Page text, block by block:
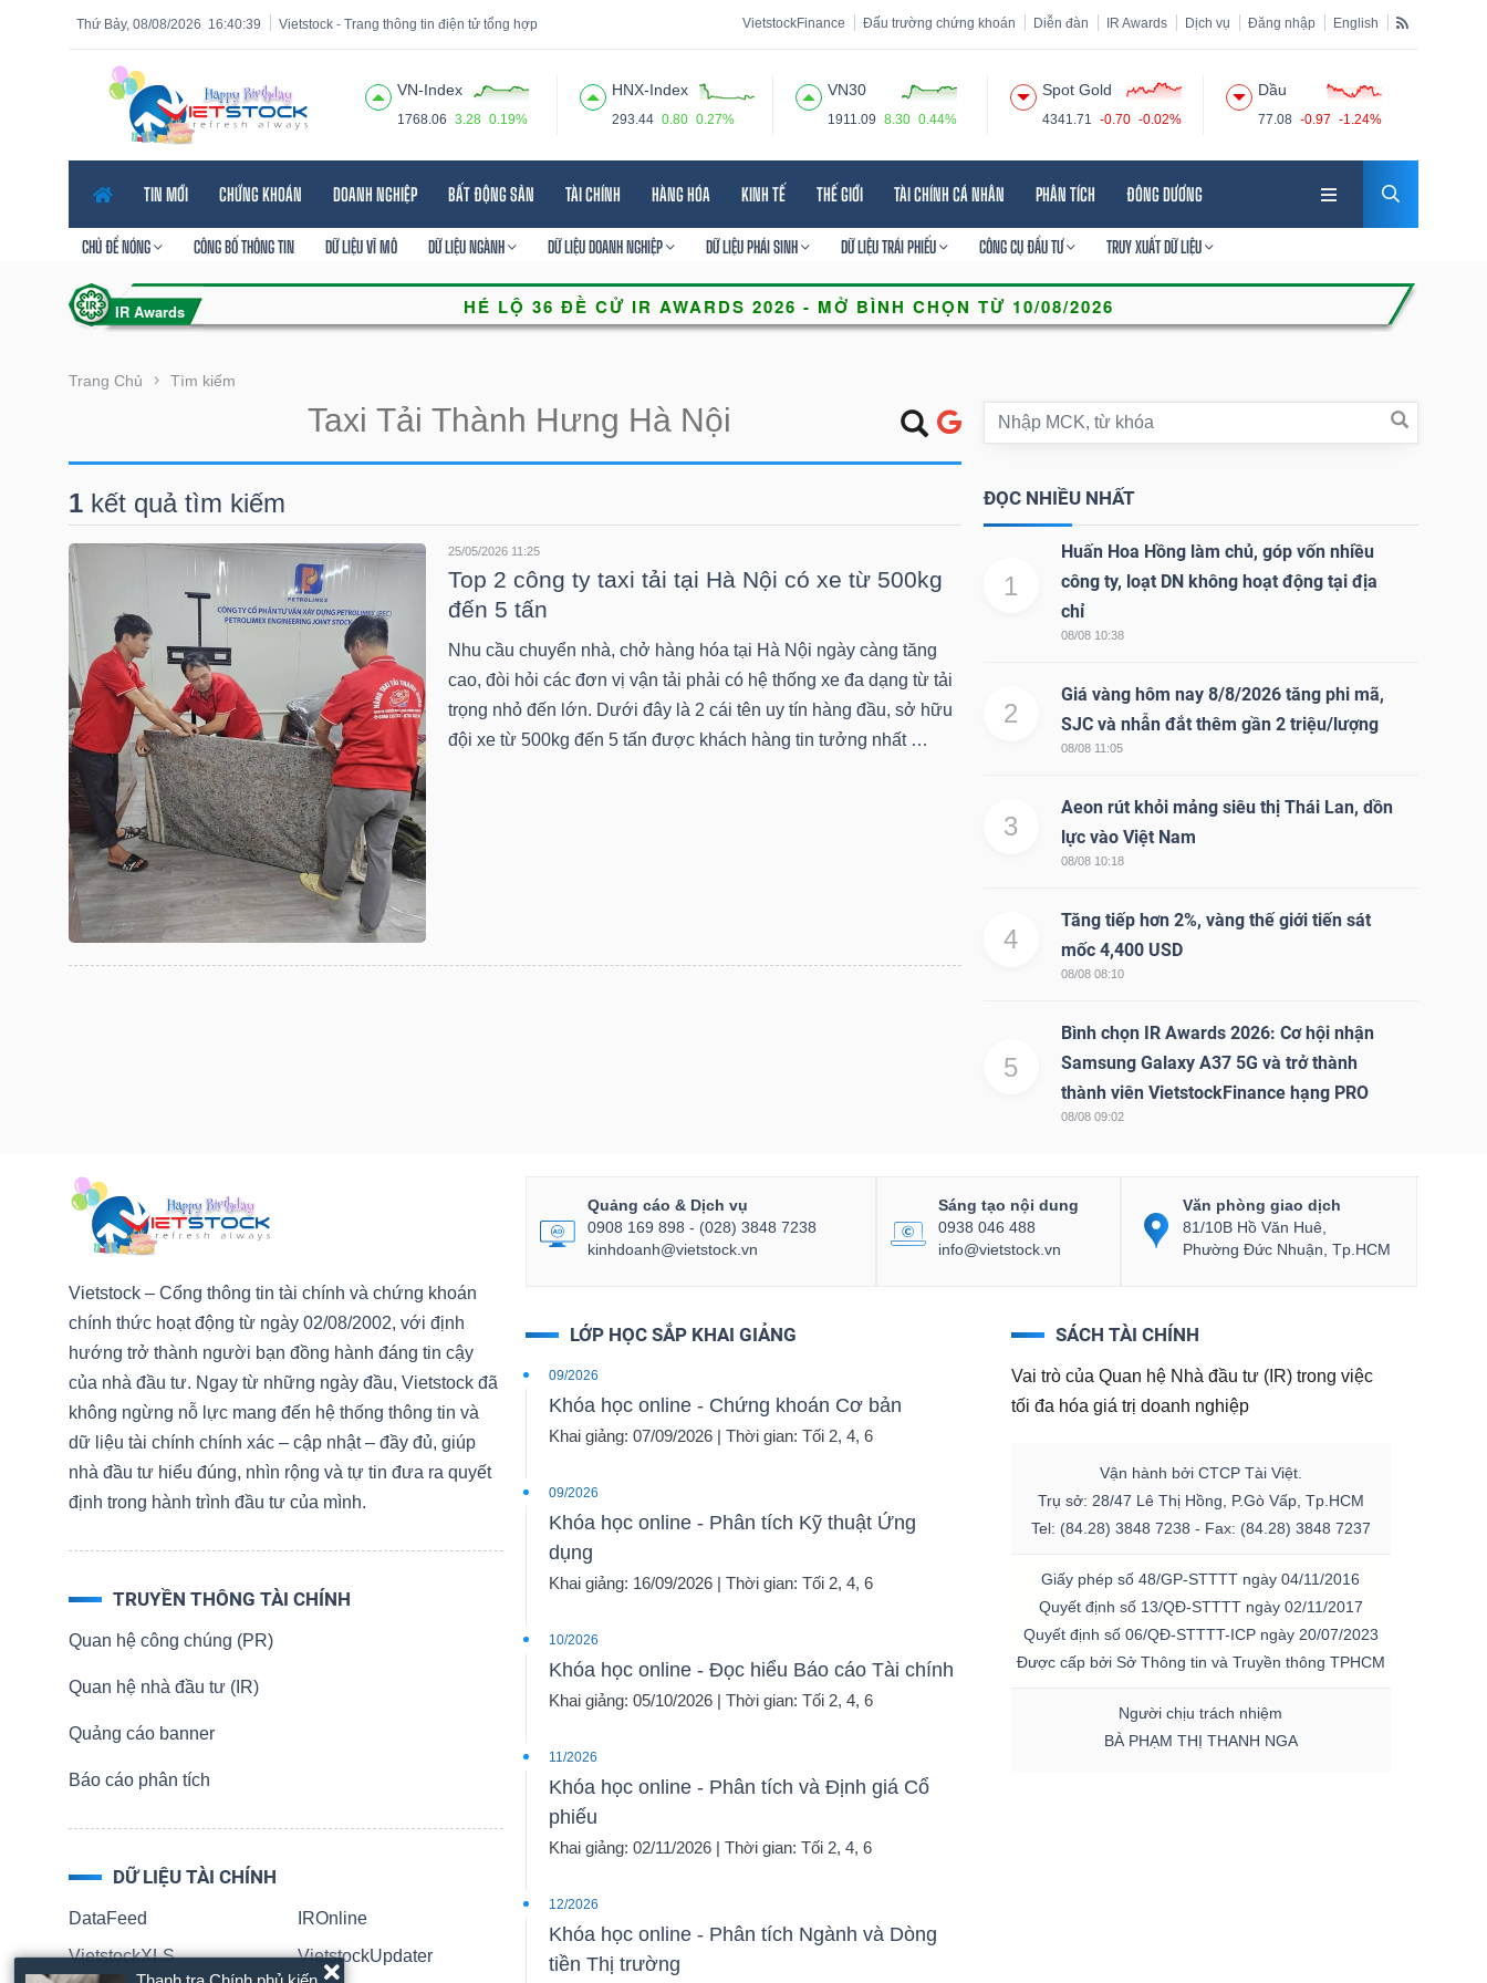
16:40:39
Thứ Bảy, 08/08/2026 Vietstock - Trang thông tin điện tử tổng hợp VietstockFinance Đấu trường chứng khoán Diễn đàn IR Awards Dịch vụ Đăng nhập English
VN-Index
1768.06 3.28 0.19%
HNX-Index
293.44 0.80 0.27%
VN30
1911.09 8.30 0.44%
Spot Gold
4341.71 -0.70 -0.02%
Dầu
77.08 -0.97 -1.24%
TIN MỚI CHỨNG KHOÁN DOANH NGHIỆP BẤT ĐỘNG SẢN TÀI CHÍNH HÀNG HÓA KINH TẾ THẾ GIỚI TÀI CHÍNH CÁ NHÂN PHÂN TÍCH ĐÔNG DƯƠNG
CHỦ ĐỀ NÓNG CÔNG BỐ THÔNG TIN DỮ LIỆU VĨ MÔ DỮ LIỆU NGÀNH DỮ LIỆU DOANH NGHIỆP DỮ LIỆU PHÁI SINH DỮ LIỆU TRÁI PHIẾU CÔNG CỤ ĐẦU TƯ TRUY XUẤT DỮ LIỆU
Trang Chủ Tìm kiếm
1 kết quả tìm kiếm
25/05/2026 11:25
Top 2 công ty taxi tải tại Hà Nội có xe từ 500kg
đến 5 tấn
Nhu cầu chuyển nhà, chở hàng hóa tại Hà Nội ngày càng tăng
cao, đòi hỏi các đơn vị vận tải phải có hệ thống xe đa dạng từ tải
trọng nhỏ đến lớn. Dưới đây là 2 cái tên uy tín hàng đầu, sở hữu
đội xe từ 500kg đến 5 tấn được khách hàng tin tưởng nhất …
ĐỌC NHIỀU NHẤT
1
Huấn Hoa Hồng làm chủ, góp vốn nhiều
công ty, loạt DN không hoạt động tại địa
chỉ
08/08 10:38
2
Giá vàng hôm nay 8/8/2026 tăng phi mã,
SJC và nhẫn đắt thêm gần 2 triệu/lượng
08/08 11:05
3
Aeon rút khỏi mảng siêu thị Thái Lan, dồn
lực vào Việt Nam
08/08 10:18
4
Tăng tiếp hơn 2%, vàng thế giới tiến sát
mốc 4,400 USD
08/08 08:10
5
Bình chọn IR Awards 2026: Cơ hội nhận
Samsung Galaxy A37 5G và trở thành
thành viên VietstockFinance hạng PRO
08/08 09:02
Vietstock – Cổng thông tin tài chính và chứng khoán
chính thức hoạt động từ ngày 02/08/2002, với định
hướng trở thành người bạn đồng hành đáng tin cậy
của nhà đầu tư. Ngay từ những ngày đầu, Vietstock đã
không ngừng nỗ lực mang đến hệ thống thông tin và
dữ liệu tài chính chính xác – cập nhật – đầy đủ, giúp
nhà đầu tư hiểu đúng, nhìn rộng và tự tin đưa ra quyết
định trong hành trình đầu tư của mình.
TRUYỀN THÔNG TÀI CHÍNH
Quan hệ công chúng (PR)
Quan hệ nhà đầu tư (IR)
Quảng cáo banner
Báo cáo phân tích
DỮ LIỆU TÀI CHÍNH
DataFeed
VietstockXLS
IROnline
VietstockUpdater
Quảng cáo & Dịch vụ
0908 169 898 - (028) 3848 7238
kinhdoanh@vietstock.vn
Sáng tạo nội dung
0938 046 488
info@vietstock.vn
Văn phòng giao dịch
81/10B Hồ Văn Huê,
Phường Đức Nhuận, Tp.HCM
LỚP HỌC SẮP KHAI GIẢNG
09/2026
Khóa học online - Chứng khoán Cơ bản
Khai giảng: 07/09/2026 | Thời gian: Tối 2, 4, 6
09/2026
Khóa học online - Phân tích Kỹ thuật Ứng
dụng
Khai giảng: 16/09/2026 | Thời gian: Tối 2, 4, 6
10/2026
Khóa học online - Đọc hiểu Báo cáo Tài chính
Khai giảng: 05/10/2026 | Thời gian: Tối 2, 4, 6
11/2026
Khóa học online - Phân tích và Định giá Cổ
phiếu
Khai giảng: 02/11/2026 | Thời gian: Tối 2, 4, 6
12/2026
Khóa học online - Phân tích Ngành và Dòng
tiền Thị trường
SÁCH TÀI CHÍNH
Vai trò của Quan hệ Nhà đầu tư (IR) trong việc
tối đa hóa giá trị doanh nghiệp
Vận hành bởi CTCP Tài Việt.
Trụ sở: 28/47 Lê Thị Hồng, P.Gò Vấp, Tp.HCM
Tel: (84.28) 3848 7238 - Fax: (84.28) 3848 7237
Giấy phép số 48/GP-STTTT ngày 04/11/2016
Quyết định số 13/QĐ-STTTT ngày 02/11/2017
Quyết định số 06/QĐ-STTTT-ICP ngày 20/07/2023
Được cấp bởi Sở Thông tin và Truyền thông TPHCM
Người chịu trách nhiệm
BÀ PHẠM THỊ THANH NGA
Tính năng
năng
VIETSTOCK
KHOÁN
DOANH
NGHIỆP
BẤT
ĐỘNG
CHÍNH
GIỚI
ĐÔNG
DƯƠNG
NHÂN
PHÂN
MÔ